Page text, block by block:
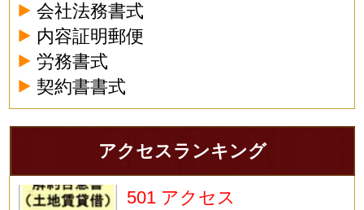
会社法務書式
内容証明郵便
労務書式
契約書書式
アクセスランキング
501 アクセス